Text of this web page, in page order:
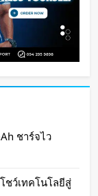
ลอย
และใช้น้ำ
ชาร์จไว
ชว์เทคโนโลยีสู่